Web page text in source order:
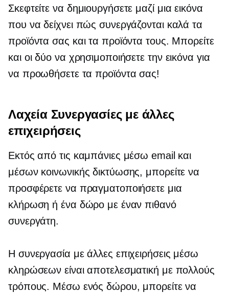
Σκεφτείτε να δημιουργήσετε μαζί μια εικόνα
που να δείχνει πώς συνεργάζονται καλά τα
προϊόντα σας και τα προϊόντα τους. Μπορείτε
και οι δύο να χρησιμοποιήσετε την εικόνα για
να προωθήσετε τα προϊόντα σας!
Λαχεία Συνεργασίες με άλλες
επιχειρήσεις
Εκτός από τις καμπάνιες μέσω email και
μέσων κοινωνικής δικτύωσης, μπορείτε να
προσφέρετε να πραγματοποιήσετε μια
κλήρωση ή ένα δώρο με έναν πιθανό
συνεργάτη.
Η συνεργασία με άλλες επιχειρήσεις μέσω
κληρώσεων είναι αποτελεσματική με πολλούς
τρόπους. Μέσω ενός δώρου, μπορείτε να